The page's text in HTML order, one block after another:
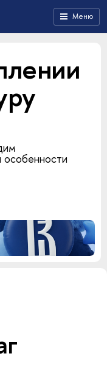
Меню
особенности